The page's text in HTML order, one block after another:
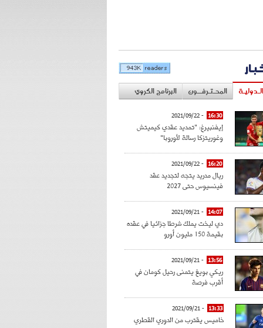
المحـتـرفــون البرنامج الكروي
16:30
- 2021/09/22
إيفنبيرغ: "تمديد عقدي كيميتش
وغوريتزكا رسالة لأوروبا"
16:20
- 2021/09/22
ريال مدريد يتجه لتجديد عقد
فينسيوس حتى 2027
14:07
- 2021/09/21
دي ليخت يملك شرطا جزائيا في عقده
بقيمة 150 مليون أورو
13:56
- 2021/09/21
ريكي بويغ يتمنى رحيل كومان في
أقرب فرصة
13:33
- 2021/09/21
خاميس يقترب من الدوري القطري